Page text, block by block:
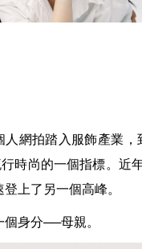
網拍踏入服飾產業，
時尚的一個指標。近
上了另一個高峰。
身分──母親。